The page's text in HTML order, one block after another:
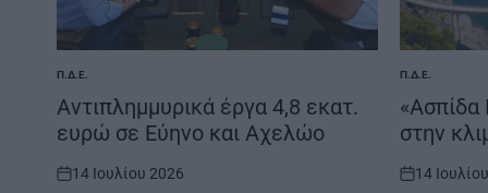
POSTED
IN
Π.Δ.Ε.
Αντιπλημμυρικά έργα 4,8 εκατ.
ευρώ σε Εύηνο και Αχελώο
on
14 Ιουλίου 2026
POSTED
Π.Δ.Ε.
«Ασπίδα
στην
on
14